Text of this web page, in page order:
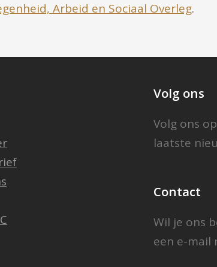
Arbeid en Sociaal Overleg.
Volg ons
Volg ons op
laatste
Contact
Wil je ons
een e-mail